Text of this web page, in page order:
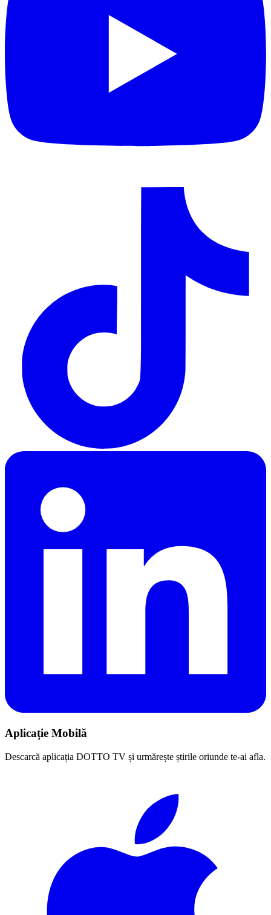
Aplicație Mobilă
Descarcă aplicația DOTTO TV și urmărește știrile oriunde te-ai afla.